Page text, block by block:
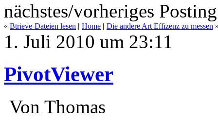
nächstes/vorheriges Posting
« Btrieve-Dateien lesen | Home | Die andere Art Effizenz zu messen
1. Juli 2010 um 23:11
PivotViewer
Von Thomas